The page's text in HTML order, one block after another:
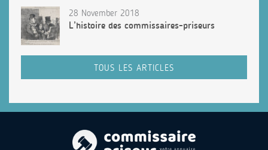
28 November 2018
L’histoire des commissaires-priseurs
TOUS LES ARTICLES